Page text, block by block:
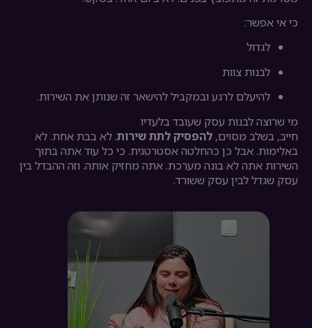
כי אי אפשר:
לגדול
לבנות צוות
להיעלם לרגע ובמקביל להישאר זה שנותן את השירות.
מי שרוצה לבנות עסק שעובד בלעדיו
חייב, בשלב מסוים, להפסיק לתת שירות. לא בבת אחת. לא
באלימות. אבל כן כהחלטה אסטרטגית. כי כל עוד אתה בתוך
השירות אתה לא בונה מערכת. אתה מחזיק אותה. וזה ההבדל בין
עסק שגדל לבין עסק ששורד.